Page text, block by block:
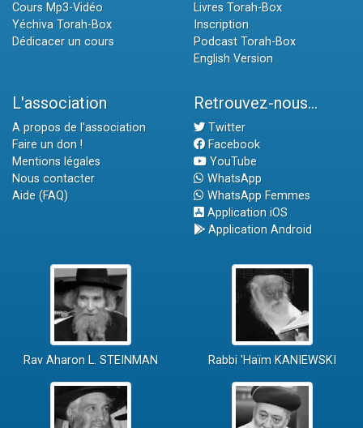
Cours Mp3-Vidéo
Yéchiva Torah-Box
Dédicacer un cours
Livres Torah-Box
Inscription
Podcast Torah-Box
English Version
L'association
A propos de l'association
Faire un don !
Mentions légales
Nous contacter
Aide (FAQ)
Retrouvez-nous...
Twitter
Facebook
YouTube
WhatsApp
WhatsApp Femmes
Application iOS
Application Android
Rav Aharon L. STEINMAN Rabbi 'Haïm KANIEWSKI